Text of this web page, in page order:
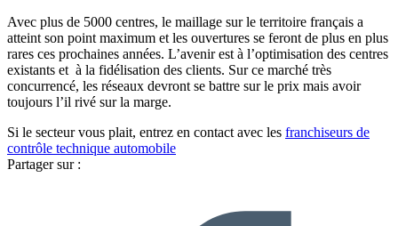
Avec plus de 5000 centres, le maillage sur le territoire français a
atteint son point maximum et les ouvertures se feront de plus en plus
rares ces prochaines années. L’avenir est à l’optimisation des centres
existants et à la fidélisation des clients. Sur ce marché très
concurrencé, les réseaux devront se battre sur le prix mais avoir
toujours l’il rivé sur la marge.
Si le secteur vous plait, entrez en contact avec les franchiseurs de
contrôle technique automobile
Partager sur :